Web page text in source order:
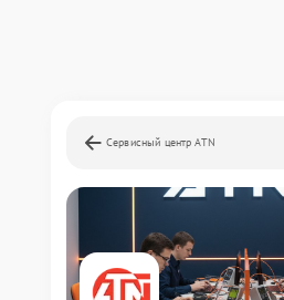
Сервисный центр ATN